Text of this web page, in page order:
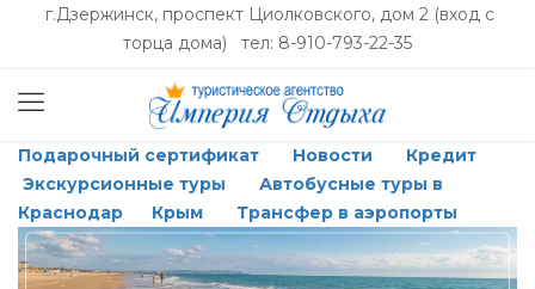
г.Дзержинск, проспект Циолковского, дом 2 (вход с
торца дома) тел: 8-910-793-22-35
Подарочный сертификат Новости
Кредит
Экскурсионные туры
Автобусные туры в
Краснодар
Крым Трансфер в аэропорты